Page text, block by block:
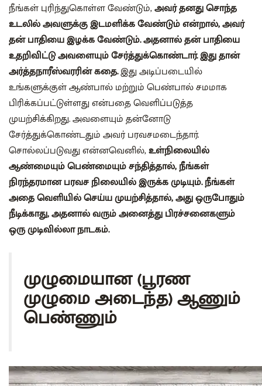
நீங்கள் புரிந்துகொள்ள வேண்டும்,அவர் தனது சொந்த
உடலில் அவளுக்கு இடமளிக்க வேண்டும் என்றால், அவர்
தன் பாதியை இழக்க வேண்டும். அதனால் தன் பாதியை
உதறிவிட்டு அவளையும் சேர்த்துக்கொண்டார். இது தான்
அர்த்தநாரீஸ்வரரின் கதை.இது அடிப்படையில்
உங்களுக்குள் ஆண்பால் மற்றும் பெண்பால் சமமாக
பிரிக்கப்பட்டுள்ளது என்பதை வெளிப்படுத்த
முயற்சிக்கிறது. அவளையும் தன்னோடு
சேர்த்துக்கொண்டதும் அவர் பரவசமடைந்தார்.
சொல்லப்படுவது என்னவெனில்,உள்நிலையில்
ஆண்மையும் பெண்மையும் சந்தித்தால், நீங்கள்
நிரந்தரமான பரவச நிலையில் இருக்க முடியும். நீங்கள்
அதை வெளியில் செய்ய முயற்சித்தால், அது ஒருபோதும்
நீடிக்காது, அதனால் வரும் அனைத்து பிரச்சனைகளும்
ஒரு முடிவில்லா நாடகம்.
முழுமையான (பூரண
முழுமை அடைந்த) ஆணும்
பெண்ணும்